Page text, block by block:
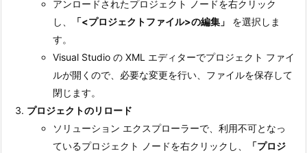
3.
アンロードされたプロジェクト ノードを右クリック
し、
「<プロジェクトファイル>の編集」
を選択しま
す。
Visual Studio の XML エディターでプロジェクト ファイ
ルが開くので、必要な変更を行い、ファイルを保存して
閉じます。
プロジェクトのリロード
ソリューション エクスプローラーで、利用不可となっ
ているプロジェクト ノードを右クリックし、
「プロジ